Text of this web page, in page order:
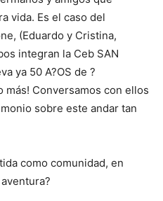
vida. Es el caso del
(Eduardo y Cristina,
integran la Ceb SAN
ya 50 A?OS de ?
más! Conversamos con ellos
sobre este andar tan
como comunidad, en